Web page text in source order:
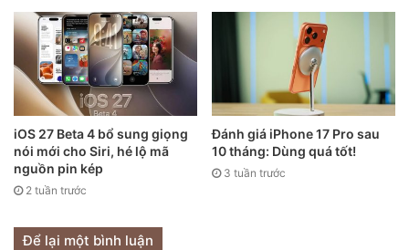
iOS 27 Beta 4 bổ sung giọng
nói mới cho Siri, hé lộ mã
nguồn pin kép
2 tuần trước
Đánh giá iPhone 17 Pro sau
10 tháng: Dùng quá tốt!
3 tuần trước
Để lại một bình luận